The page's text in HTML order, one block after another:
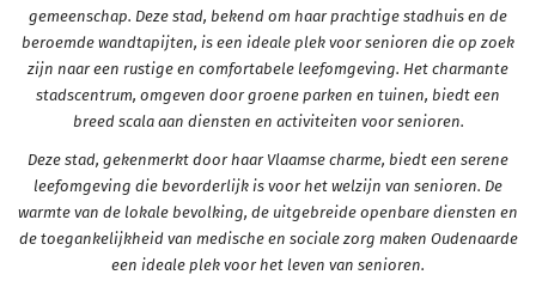
gemeenschap. Deze stad, bekend om haar prachtige stadhuis en de
beroemde wandtapijten, is een ideale plek voor senioren die op zoek
zijn naar een rustige en comfortabele leefomgeving. Het charmante
stadscentrum, omgeven door groene parken en tuinen, biedt een
breed scala aan diensten en activiteiten voor senioren.
Deze stad, gekenmerkt door haar Vlaamse charme, biedt een serene
leefomgeving die bevorderlijk is voor het welzijn van senioren. De
warmte van de lokale bevolking, de uitgebreide openbare diensten en
de toegankelijkheid van medische en sociale zorg maken Oudenaarde
een ideale plek voor het leven van senioren.